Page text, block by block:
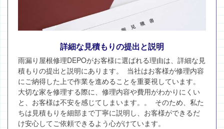
詳細な見積もりの提出と説明
雨漏り屋根修理DEPOがお客様に選ばれる理由は、詳細な見
積もりの提出と説明にあります。 当社はお客様が修理内容
にご納得した上で作業を進めることを重要視しています。
大切な家を修理する際に、修理内容や費用がわかりにくい
と、お客様は不安を感じてしまいます。。 そのため、私た
ちは見積もりを細部まで丁寧に説明し、お客様ができるだ
け安心してご依頼できるよう心がけています。